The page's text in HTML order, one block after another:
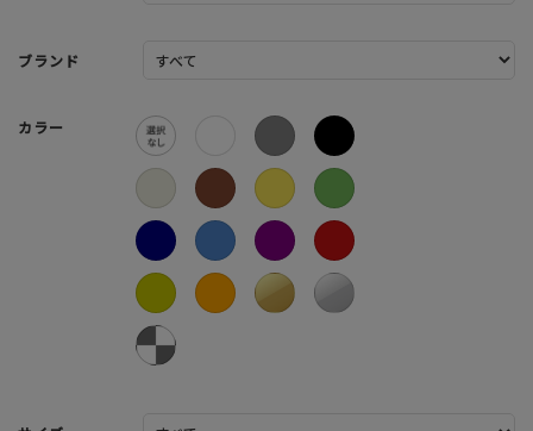
ブランド
カラー